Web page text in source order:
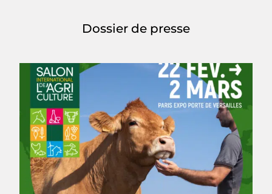
Dossier de presse